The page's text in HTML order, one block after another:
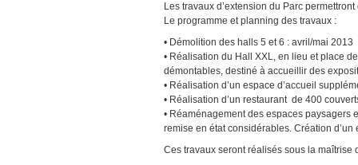
Les travaux d’extension du Parc
Le programme et planning des travaux :
• Démolition des halls 5 et 6 : avril/mai 2013
• Réalisation du Hall XXL, en lieu et place
démontables, destiné à accueillir des
• Réalisation d’un espace d’accueil
• Réalisation d’un restaurant de 400
• Réaménagement des espaces paysagers
remise en état considérables. Création
Ces travaux seront réalisés sous la maîtrise